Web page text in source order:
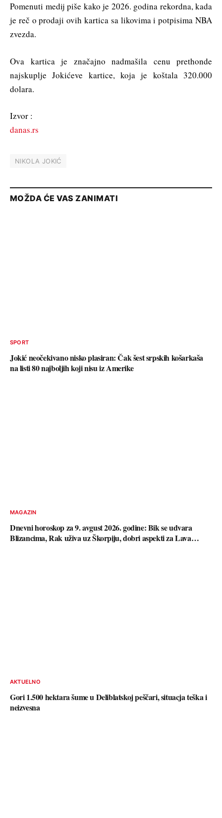
Pomenuti medij piše kako je 2026. godina rekordna, kada
je reč o prodaji ovih kartica sa likovima i potpisima NBA
zvezda.
Ova kartica je značajno nadmašila cenu prethonde
najskuplje Jokićeve kartice, koja je koštala 320.000
dolara.
Izvor :
danas.rs
NIKOLA JOKIĆ
MOŽDA ĆE VAS ZANIMATI
SPORT
Jokić neočekivano nisko plasiran: Čak šest srpskih košarkaša
na listi 80 najboljih koji nisu iz Amerike
MAGAZIN
Dnevni horoskop za 9. avgust 2026. godine: Bik se udvara
Blizancima, Rak uživa uz Škorpiju, dobri aspekti za Lava…
AKTUELNO
Gori 1.500 hektara šume u Deliblatskoj peščari, situacja teška i
neizvesna